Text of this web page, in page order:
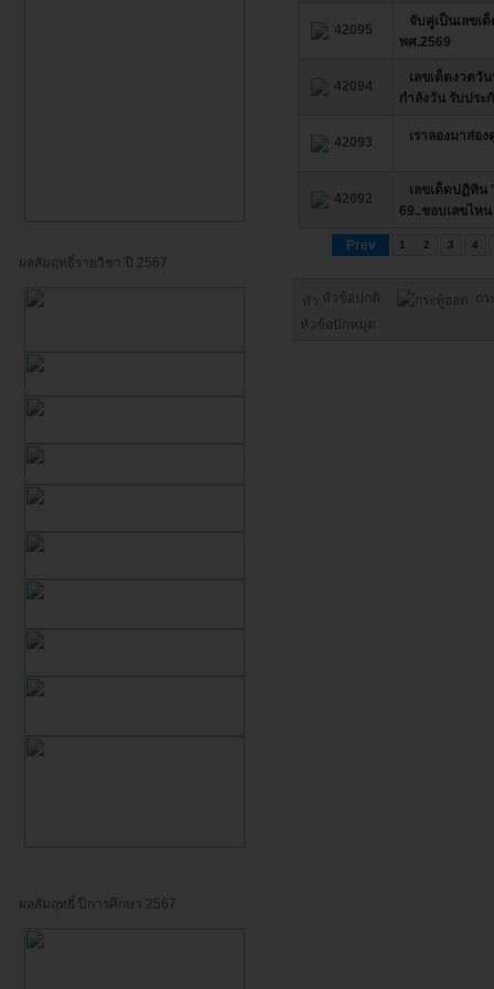
ผลสัมฤทธิ์รายวิชา ปี 2567
ผลสัมฤทธิ์ ปีการศึกษา 2567
42095
จับคู่เป็นเลขเ
พศ.2569
42094
เลขเด็ดงวดวั
กำลังวัน รับประ
42093 เราลองมาส่อ
42092
เลขเด็ดปฏิทิน
69..ชอบเลขไห
Prev 1 2 3 4
หัวข้อปกติ
ก
หัวข้อปักหมุด